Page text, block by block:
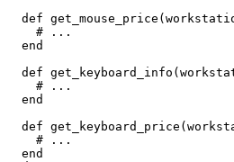
def
    # ...
  end
def
    # ...
  end
def
    # ...
  end